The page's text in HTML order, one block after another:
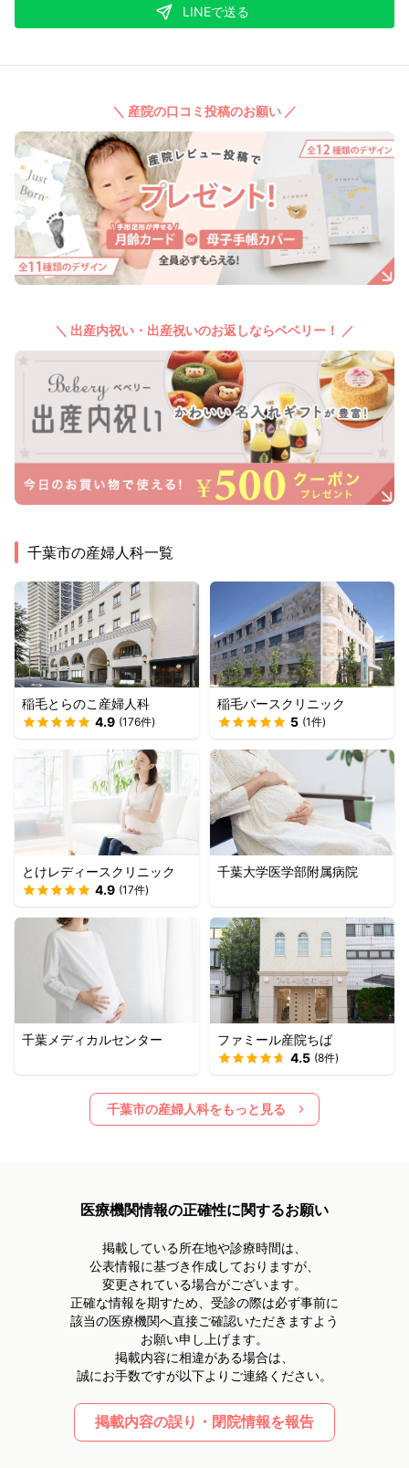
LINEで送る
＼ 産院の口コミ投稿のお願い ／
＼ 出産内祝い・出産祝いのお返しならベベリー！ ／
千葉市の産婦人科一覧
稲毛とらのこ産婦人科
4.9 (176件)
稲毛バースクリニック
5 (1件)
とけレディースクリニック
4.9 (17件)
千葉大学医学部附属病院
千葉メディカルセンター
ファミール産院ちば
4.5 (8件)
千葉市の産婦人科をもっと見る
医療機関情報の正確性に関するお願い
掲載している所在地や診療時間は、
公表情報に基づき作成しておりますが、
変更されている場合がございます。
正確な情報を期すため、受診の際は必ず事前に
該当の医療機関へ直接ご確認いただきますよう
お願い申し上げます。
掲載内容に相違がある場合は、
誠にお手数ですが以下よりご連絡ください。
掲載内容の誤り・閉院情報を報告